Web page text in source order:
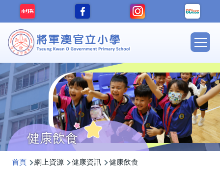
移至主內容
Main
健康飲食
導
首頁 網上資源 健康資訊 健康飲食